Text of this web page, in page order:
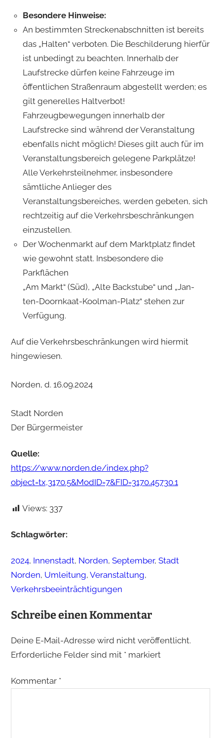
Besondere Hinweise:
An bestimmten Streckenabschnitten ist bereits
das „Halten“ verboten. Die Beschilderung hierfür
ist unbedingt zu beachten. Innerhalb der
Laufstrecke dürfen keine Fahrzeuge im
öffentlichen Straßenraum abgestellt werden; es
gilt generelles Haltverbot!
Fahrzeugbewegungen innerhalb der
Laufstrecke sind während der Veranstaltung
ebenfalls nicht möglich! Dieses gilt auch für im
Veranstaltungsbereich gelegene Parkplätze!
Alle Verkehrsteilnehmer, insbesondere
sämtliche Anlieger des
Veranstaltungsbereiches, werden gebeten, sich
rechtzeitig auf die Verkehrsbeschränkungen
einzustellen.
Der Wochenmarkt auf dem Marktplatz findet
wie gewohnt statt. Insbesondere die
Parkflächen
„Am Markt“ (Süd), „Alte Backstube“ und „Jan-
ten-Doornkaat-Koolman-Platz“ stehen zur
Verfügung.
Auf die Verkehrsbeschränkungen wird hiermit
hingewiesen.
Norden, d. 16.09.2024
Stadt Norden
Der Bürgermeister
Quelle:
https://www.norden.de/index.php?
object=tx,3170.5&ModID=7&FID=3170.45730.1
Views: 337
Schlagwörter:
2024, Innenstadt, Norden, September, Stadt
Norden, Umleitung, Veranstaltung
Verkehrsbeeinträchtigungen
Schreibe einen Kommentar
Deine E-Mail-Adresse wird nicht veröffentlicht.
Erforderliche Felder sind mit *markiert
Kommentar *